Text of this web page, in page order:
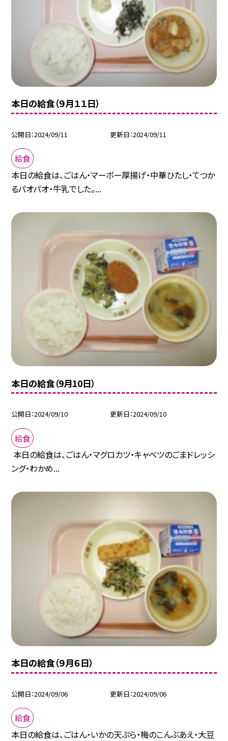
本日の給食（９月１１日）
公開日 2024/09/11 更新日 2024/09/11
給食
本日の給食は、ごはん・マーボー厚揚げ・中華ひたし・てつか
るパオパオ・牛乳でした。...
本日の給食（9月10日）
公開日 2024/09/10 更新日 2024/09/10
給食
本日の給食は、ごはん・マグロカツ・キャベツのごまドレッシ
ング・わかめ...
本日の給食（９月６日）
公開日 2024/09/06 更新日 2024/09/06
給食
本日の給食は、ごはん・いかの天ぷら・梅のこんぶあえ・大豆